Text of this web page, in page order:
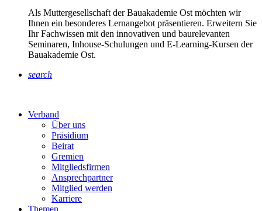
Als Muttergesellschaft der Bauakademie Ost möchten wir
Ihnen ein besonderes Lernangebot präsentieren. Erweitern Sie
Ihr Fachwissen mit den innovativen und baurelevanten
Seminaren, Inhouse-Schulungen und E-Learning-Kursen der
Bauakademie Ost.
search
Verband
Über uns
Präsidium
Beirat
Gremien
Mitgliedsfirmen
Ansprechpartner
Mitglied werden
Karriere
Themen